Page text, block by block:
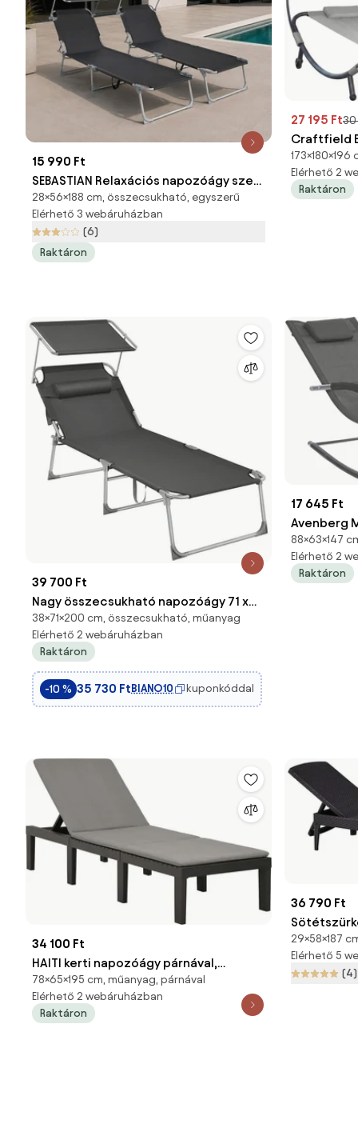
15 990 Ft
SEBASTIAN Relaxációs napozóágy szett
beállítható kis tetővel - 2db
28×56×188 cm, összecsukható, egyszerű
Elérhető 3 webáruházban
(6)
Raktáron
27 195 Ft30
Craftfield
Elérhető 2
Raktáron
39 700 Ft
Nagy összecsukható napozóágy 71 x
200 x 38 cm, nyugágy napellenzővel,
füstszürke
38×71×200 cm, összecsukható, műanyag
Elérhető 2 webáruházban
Raktáron
-10 % 35 730 Ft BIANO10 kuponkóddal
17 645 Ft
Avenberg
fekete,
88×63×147
Elérhető 2
Raktáron
34 100 Ft
HAITI kerti napozóágy párnával,
65×195×78cm, antracit I.P.A.E-
Progarden
78×65×195 cm, műanyag, párnával
Elérhető 2 webáruházban
Raktáron
36 790 Ft
Jaipur –
29×58×187
Elérhető 5
(4)